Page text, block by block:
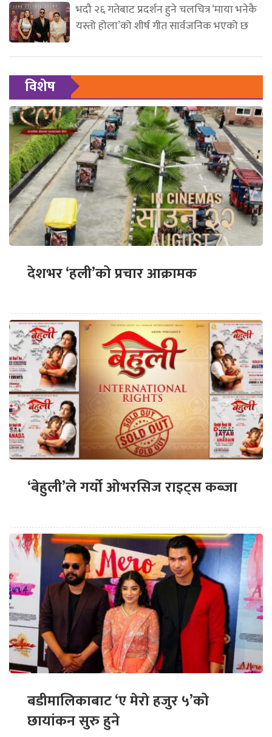
भदौ २६ गतेबाट प्रदर्शन हुने चलचित्र ‘माया भनेकै
यस्तो होला’को शीर्ष गीत सार्वजनिक भएको छ
विशेष
देशभर ‘हली’को प्रचार आक्रामक
‘बेहुली’ले गर्यो ओभरसिज राइट्स कब्जा
बडीमालिकाबाट ‘ए मेरो हजुर ५’को
छायांकन सुरु हुने